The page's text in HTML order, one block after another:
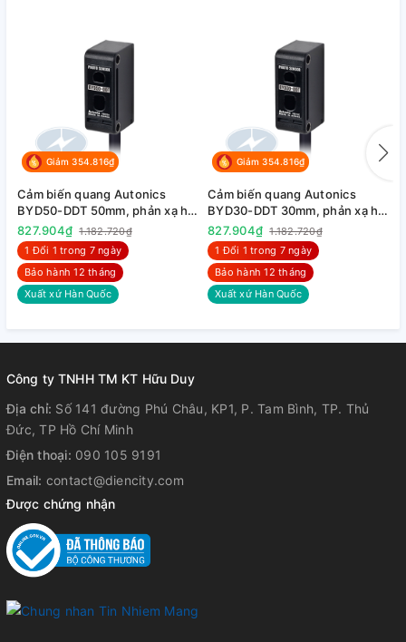
3. Tài liệu tham khảo :
Tải Catalog
Giảm 354.816₫
Cảm biến quang Autonics
BYD50-DDT 50mm, phản xạ hội
tụ, 12-24VDC
827.904₫ 1.182.720₫
1 Đổi 1 trong 7 ngày
Bảo hành 12 tháng
Xuất xứ Hàn Quốc
Giảm 354.816₫
Cảm biến quang Autonics
BYD30-DDT 30mm, phản xạ hội
tụ, 12-24VDC
827.904₫ 1.182.720₫
1 Đổi 1 trong 7 ngày
Bảo hành 12 tháng
Xuất xứ Hàn Quốc
Công ty TNHH TM KT Hữu Duy
Địa chỉ: Số 141 đường Phú Châu, KP1, P. Tam Bình, TP. Thủ
Đức, TP Hồ Chí Minh
Điện thoại: 090 105 9191
Email: contact@diencity.com
Được chứng nhận